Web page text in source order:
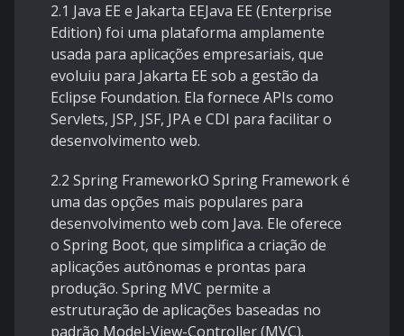
2.1 Java EE e Jakarta EEJava EE (Enterprise
Edition) foi uma plataforma amplamente
usada para aplicações empresariais, que
evoluiu para Jakarta EE sob a gestão da
Eclipse Foundation. Ela fornece APIs como
Servlets, JSP, JSF, JPA e CDI para facilitar o
desenvolvimento web.
2.2 Spring FrameworkO Spring Framework é
uma das opções mais populares para
desenvolvimento web com Java. Ele oferece
o Spring Boot, que simplifica a criação de
aplicações autônomas e prontas para
produção. Spring MVC permite a
estruturação de aplicações baseadas no
padrão Model-View-Controller (MVC).